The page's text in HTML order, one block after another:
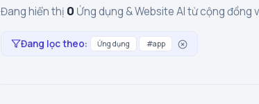
Đang hiển thị 0 Ứng dụng & Website AI từ cộng đồng
Đang lọc theo: Ứng dụng #app